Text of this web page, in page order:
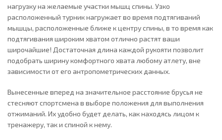
нагрузку на желаемые участки мышц спины. Узко
расположенный турник нагружает во время подтягиваний
мышцы, расположенные ближе к центру спины, в то время как
подтягивания широким хватом отлично растят ваши
широчайшие! Достаточная длина каждой рукояти позволит
подобрать ширину комфортного хвата любому атлету, вне
зависимости от его антропометрических данных.
Вынесенные вперед на значительное расстояние брусья не
стесняют спортсмена в выборе положения для выполнения
отжиманий. Их удобно будет делать, как находясь лицом к
тренажеру, так и спиной к нему.